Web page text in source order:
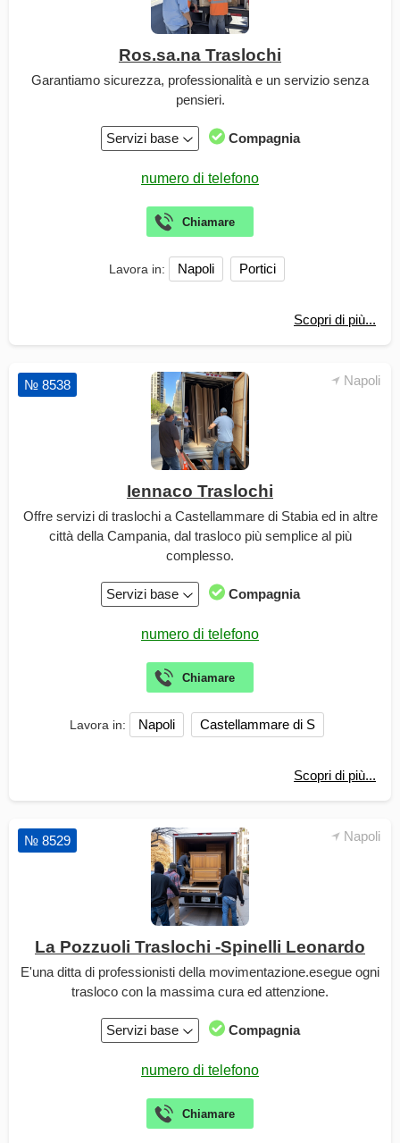
Ros.sa.na Traslochi
Garantiamo sicurezza, professionalità e un servizio senza
pensieri.
Servizi base Compagnia
Lavora in: Napoli Portici
Scopri di più...
Napoli
№ 8538
Iennaco Traslochi
Offre servizi di traslochi a Castellammare di Stabia ed in altre
città della Campania, dal trasloco più semplice al più
complesso.
Servizi base Compagnia
Lavora in: Napoli Castellammare di S
Scopri di più...
Napoli
№ 8529
La Pozzuoli Traslochi -Spinelli Leonardo
E'una ditta di professionisti della movimentazione.esegue ogni
trasloco con la massima cura ed attenzione.
Servizi base Compagnia